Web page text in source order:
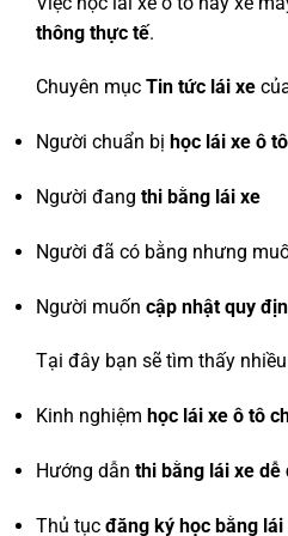
thông thực tế.
Chuyên mục Tin tức lái xe
Người chuẩn bị học lái xe ô tô
Người đang thi bằng lái xe
Người đã có bằng nhưng
Người muốn cập nhật quy
Tại đây bạn sẽ tìm thấy
Kinh nghiệm học lái xe ô tô
Hướng dẫn thi bằng lái xe dễ
Thủ tục đăng ký học bằng lái